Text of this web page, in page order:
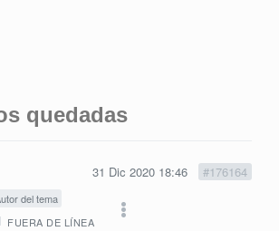
quedadas
31 Dic 2020 18:46 #176164
del tema
FUERA DE LÍNEA